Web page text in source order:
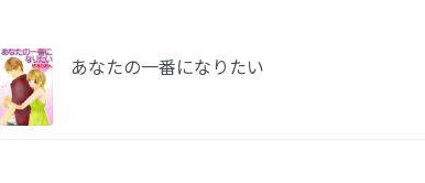
あなたの一番になりたい